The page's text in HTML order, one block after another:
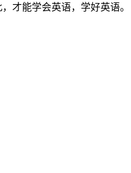
才能学会英语，学好英语。